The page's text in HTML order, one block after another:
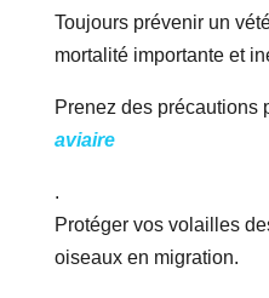
Toujours prévenir un
mortalité importante et
Prenez des précautions
aviaire
.
Protéger vos volailles
oiseaux en migration.